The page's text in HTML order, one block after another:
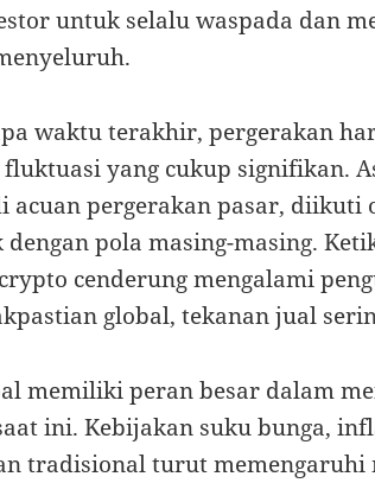
untuk selalu waspada dan
waktu terakhir, pergerakan
yang cukup signifikan.
acuan pergerakan pasar, diikuti
dengan pola masing-masing.
cenderung mengalami
global, tekanan jual
memiliki peran besar dalam
ini. Kebijakan suku bunga,
tradisional turut